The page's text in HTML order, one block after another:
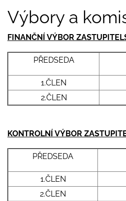
Výbory a
FINANČNÍ VÝBOR
PŘEDSEDA
1.ČLEN
2.ČLEN
KONTROLNÍ VÝBOR
PŘEDSEDA
1.ČLEN
2.ČLEN